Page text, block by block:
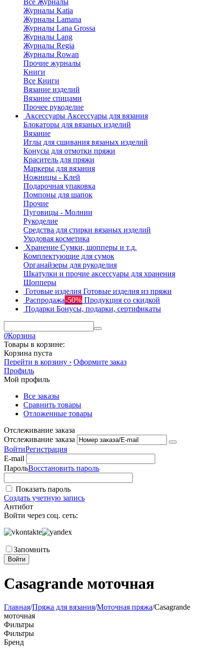
Журналы Katia
Журналы Lamana
Журналы Lana Grossa
Журналы Lang
Журналы Regia
Журналы Rowan
Прочие журналы
Книги
Все Книги
Вязание изделий
Вязание спицами
Прочее рукоделие
Аксессуары Аксессуары для вязания
Блокаторы для вязаных изделий
Вязание
Иглы для сшивания вязаных изделий
Конусы для отмотки пряжи
Краситель для пряжи
Маркеры для вязания
Ножницы - Клей
Подарочная упаковка
Помпоны для шапок
Прочие
Пуговицы - Молнии
Рукоделие
Средства для стирки вязаных изделий
Уходовая косметика
Хранение Сумки, шопперы и т.д.
Комплектующие для сумок
Органайзеры для рукоделия
Шкатулки и прочие аксессуары для хранения
Шопперы
Готовые изделия Готовые изделия из пряжи
Распродажа-50% Продукция со скидкой
Подарки Бонусы, подарки, сертификаты
0Корзина
Товары в корзине:
Корзина пуста
Перейти в корзину › Оформите заказ
Профиль
Мой профиль
Все заказы
Сравнить товары
Отложенные товары
Отслеживание заказа
Отслеживание заказа
ВойтиРегистрация
E-mail
ПарольВосстановить пароль
Показать пароль
Создать учетную запись
Антибот
Войти через соц. сеть:
Запомнить
Войти
Casagrande моточная
Главная/Пряжа для вязания/Моточная пряжа/Casagrande
моточная
Фильтры
Фильтры
Бренд